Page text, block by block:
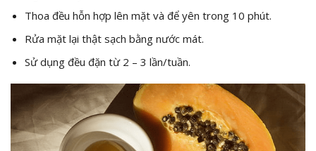
Thoa đều hỗn hợp lên mặt và để yên trong 10 phút.
Rửa mặt lại thật sạch bằng nước mát.
Sử dụng đều đặn từ 2 – 3 lần/tuần.